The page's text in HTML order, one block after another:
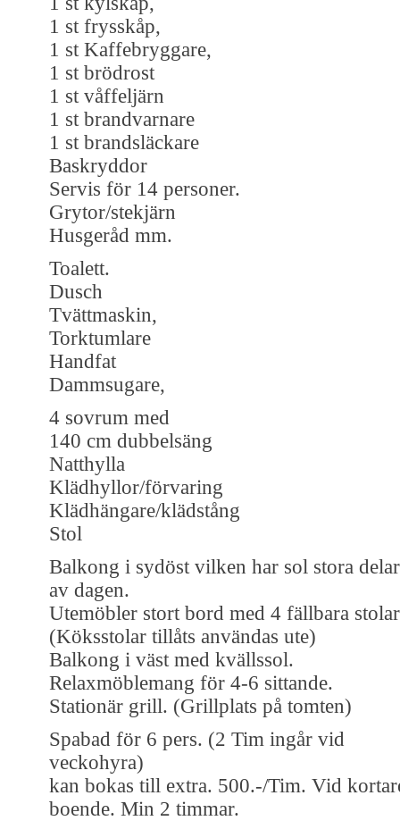
1 st frysskåp,
1 st Kaffebryggare,
1 st brödrost
1 st våffeljärn
1 st brandvarnare
1 st brandsläckare
Baskryddor
Servis för 14 personer.
Grytor/stekjärn
Husgeråd mm.
Toalett.
Dusch
Tvättmaskin,
Torktumlare
Handfat
Dammsugare,
4 sovrum med
140 cm dubbelsäng
Natthylla
Klädhyllor/förvaring
Klädhängare/klädstång
Stol
Balkong i sydöst vilken har sol stora delar
av dagen.
Utemöbler stort bord med 4 fällbara stolar
(Köksstolar tillåts användas ute)
Balkong i väst med kvällssol.
Relaxmöblemang för 4-6 sittande.
Stationär grill. (Grillplats på tomten)
Spabad för 6 pers. (2 Tim ingår vid
veckohyra)
kan bokas till extra. 500.-/Tim. Vid
boende. Min 2 timmar.